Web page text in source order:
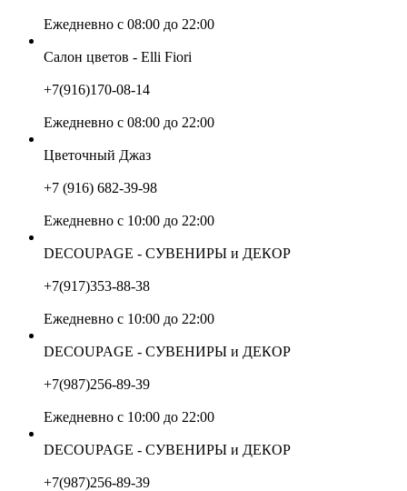
Ежедневно с 08:00 до 22:00
Салон цветов - Elli Fiori
+7(916)170-08-14
Ежедневно с 08:00 до 22:00
Цветочный Джаз
+7 (916) 682-39-98
Ежедневно с 10:00 до 22:00
DECOUPAGE - СУВЕНИРЫ и ДЕКОР
+7(917)353-88-38
Ежедневно с 10:00 до 22:00
DECOUPAGE - СУВЕНИРЫ и ДЕКОР
+7(987)256-89-39
Ежедневно с 10:00 до 22:00
DECOUPAGE - СУВЕНИРЫ и ДЕКОР
+7(987)256-89-39